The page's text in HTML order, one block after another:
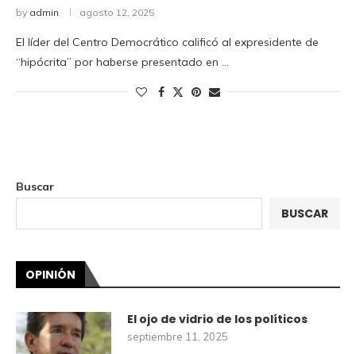
by admin agosto 12, 2025
El líder del Centro Democrático calificó al expresidente de
“hipócrita” por haberse presentado en …
Buscar
BUSCAR
OPINIÓN
El ojo de vidrio de los políticos
septiembre 11, 2025